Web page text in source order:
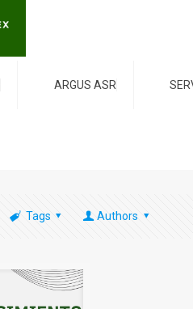
ARGUS ASR
Tags Authors